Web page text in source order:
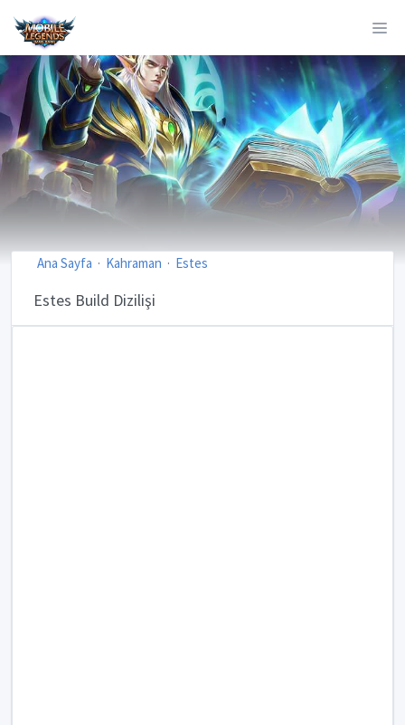
Ana Sayfa Kahraman Estes
Estes Build Dizilişi